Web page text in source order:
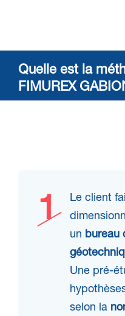
Quelle est la
FIMUREX
Le client
un bureau
Une pré-
selon la